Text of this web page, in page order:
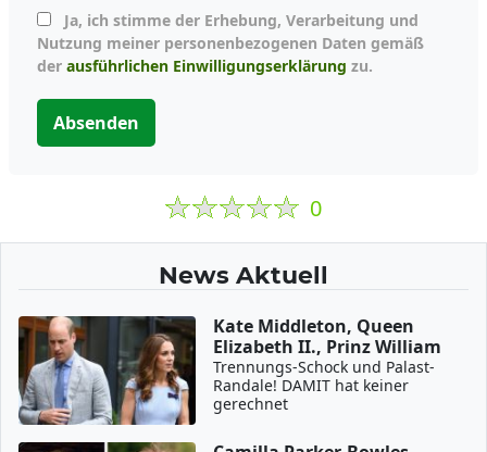
Nutzung meiner personenbezogenen Daten gemäß
der ausführlichen Einwilligungserklärung zu.
Absenden
0
News Aktuell
Kate Middleton, Queen
Elizabeth II., Prinz William
Trennungs-Schock und Palast-
Randale! DAMIT hat keiner
gerechnet